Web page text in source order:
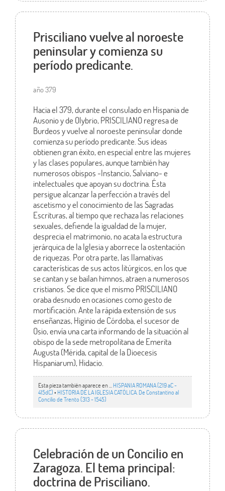
Prisciliano vuelve al noroeste
peninsular y comienza su
período predicante.
año 379
Hacia el 379, durante el consulado en Hispania de
Ausonio y de Olybrio, PRISCILIANO regresa de
Burdeos y vuelve al noroeste peninsular donde
comienza su período predicante. Sus ideas
obtienen gran éxito, en especial entre las mujeres
y las clases populares, aunque también hay
numerosos obispos -Instancio, Salviano- e
intelectuales que apoyan su doctrina. Ésta
persigue alcanzar la perfección a través del
ascetismo y el conocimiento de las Sagradas
Escrituras, al tiempo que rechaza las relaciones
sexuales, defiende la igualdad de la mujer,
desprecia el matrimonio, no acata la estructura
jerárquica de la Iglesia y aborrece la ostentación
de riquezas. Por otra parte, las llamativas
características de sus actos litúrgicos, en los que
se cantan y se bailan himnos, atraen a numerosos
cristianos. Se dice que el mismo PRISCILIANO
oraba desnudo en ocasiones como gesto de
mortificación. Ante la rápida extensión de sus
enseñanzas, Higinio de Córdoba, el sucesor de
Osio, envía una carta informando de la situación al
obispo de la sede metropolitana de Emerita
Augusta (Mérida, capital de la Dioecesis
Hispaniarum), Hidacio.
Esta pieza también aparece en ... HISPANIA ROMANA (219 aC -
415dC)• HISTORIA DE LA IGLESIA CATÓLICA. De Constantino al
Concilio de Trento (313 - 1545)
Celebración de un Concilio en
Zaragoza. El tema principal:
doctrina de Prisciliano.